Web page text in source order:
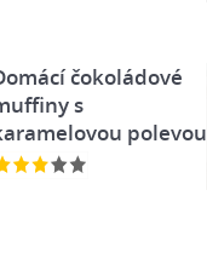
čokoládové
s
polevou